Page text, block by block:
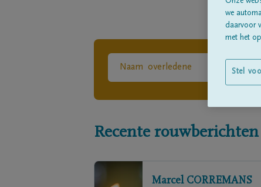
Recente rouwberichten
Marcel CORREMANS
we
daarvoor
met het
Stel